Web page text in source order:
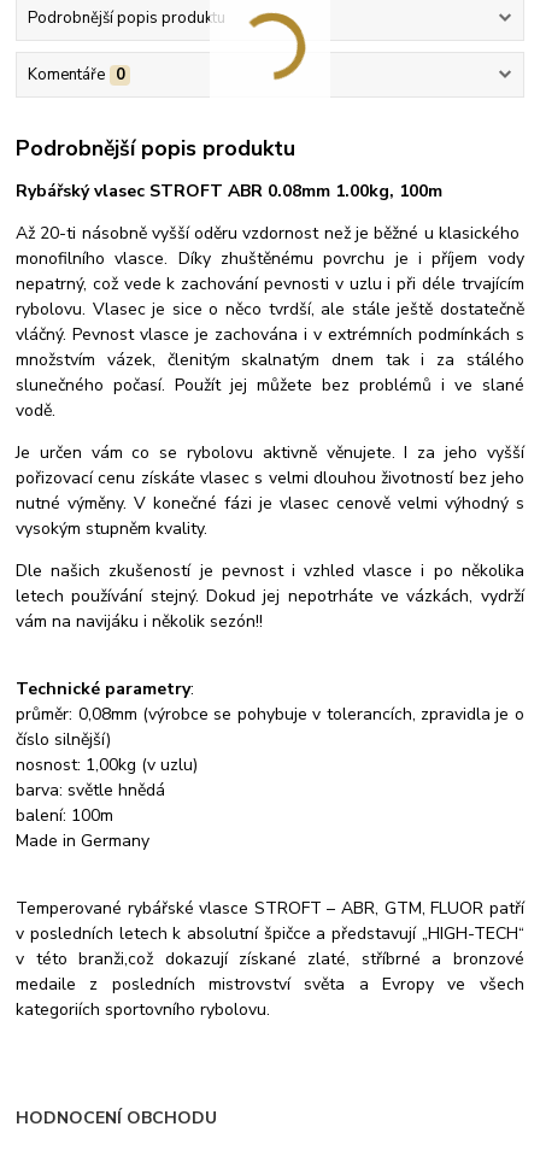
Podrobnější popis produktu
Komentáře 0
Podrobnější popis produktu
Rybářský vlasec STROFT ABR 0.08mm 1.00kg, 100m
Až 20-ti násobně vyšší oděru vzdornost než je běžné u klasického
monofilního vlasce. Díky zhuštěnému povrchu je i příjem vody
nepatrný, což vede k zachování pevnosti v uzlu i při déle trvajícím
rybolovu. Vlasec je sice o něco tvrdší, ale stále ještě dostatečně
vláčný. Pevnost vlasce je zachována i v extrémních podmínkách s
množstvím vázek, členitým skalnatým dnem tak i za stálého
slunečného počasí.Použít jej můžete bez problémů i ve slané
vodě.
Je určen vám co se rybolovu aktivně věnujete. I za jeho vyšší
pořizovací cenu získáte vlasec s velmi dlouhou životností bez jeho
nutné výměny. V konečné fázi je vlasec cenově velmi výhodný s
vysokým stupněm kvality.
Dle našich zkušeností je pevnost i vzhled vlasce i po několika
letech používání stejný. Dokud jej nepotrháte ve vázkách, vydrží
vám na navijáku i několik sezón!!
Technické parametry:
průměr: 0,08mm (výrobce se pohybuje v tolerancích, zpravidla je o
číslo silnější)
nosnost: 1,00kg (v uzlu)
barva: světle hnědá
balení: 100m
Made in Germany
Temperované rybářské vlasce STROFT – ABR, GTM, FLUOR patří
v posledních letech k absolutní špičce a představují „HIGH-TECH“
v této branži,což dokazují získané zlaté, stříbrné a bronzové
medaile z posledních mistrovství světa a Evropy ve všech
kategoriích sportovního rybolovu.
HODNOCENÍ OBCHODU